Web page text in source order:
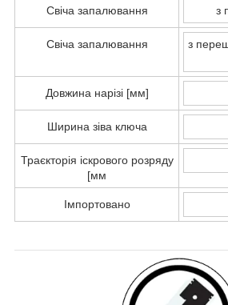
Свіча запалювання з
Свіча запалювання
з
Довжина нарізі [мм]
Ширина зіва ключа
Траєкторія іскрового розряду
[мм
Імпортовано